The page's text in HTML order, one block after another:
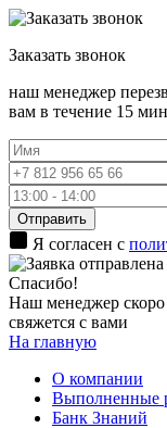
Заказать звонок
наш менеджер
вам в течение 15
Отправить
Я согласен с
Спасибо!
Наш менеджер скоро
свяжется с вами
На главную
О компании
Выполненные
Банк Знаний